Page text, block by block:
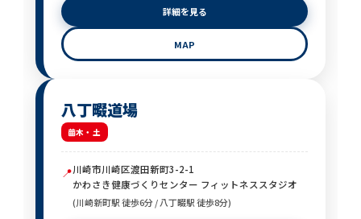
詳細を見る
MAP
八丁畷道場
木・土
📍川崎市川崎区渡田新町3-2-1
かわさき健康づくりセンター フィットネススタジオ
(川崎新町駅 徒歩6分 / 八丁畷駅 徒歩8分)